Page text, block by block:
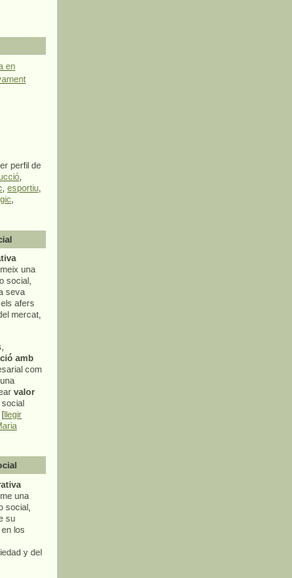
en
perfil de
esportiu
una
social,
seva
afers
mercat,
amb
com
valor
social
[llegir
una
social,
su
los
y del